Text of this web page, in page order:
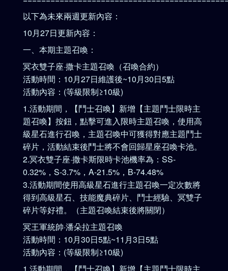
以下為未來兩週更新內容：
10月27日更新內容：
一、本期主題召喚：
冥衣雙子座·撒卡主題召喚（召喚合約）
活動時間：10月27日維護後~10月30日5點
活動內容：(等級限制≥10級)
1.活動期間，【鬥士召喚】新增【主題鬥士限時主
題召喚】按鈕，點擊可進入限時主題召喚，使用高
級星石進行召喚，主題召喚中可獲得對應主題鬥士
碎片，活動結束後鬥士將不會回歸星座召喚卡池。
2.冥衣雙子座·撒卡斯限時卡池機率為：SS-
0.32%，S-3.7%，A-21.5%，B-74.48%
3.活動期間使用高級星石進行主題召喚一定次數將
得到高級星石、技能魔典碎片、鬥士經驗、冥雙子
碎片等好禮。（主題召喚結束後將關閉）
冥王軍統帥·潘朵拉主題召喚
活動時間：10月30日5點~11月3日5點
活動內容：(等級限制≥10級)
1.活動期間，【鬥士召喚】新增【主題鬥士限時主